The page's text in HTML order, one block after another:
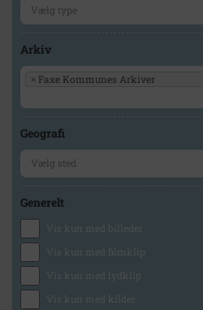
Arkiv
× Faxe Kommunes Arkiver
Geografi
Generelt
Vis kun med billeder
Vis kun med filmklip
Vis kun med lydklip
Vis kun med kilder